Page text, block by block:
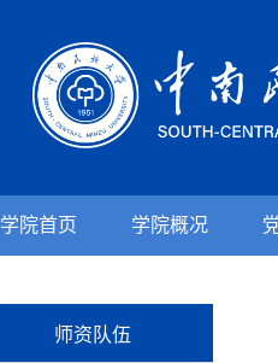
学院首页 学院概况
师资队伍